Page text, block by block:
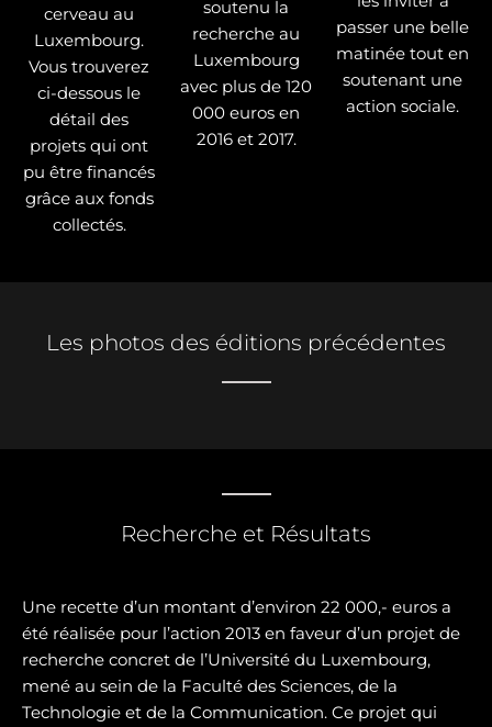
cerveau au
Luxembourg.
Vous trouverez
ci-dessous le
détail des
projets qui ont
pu être financés
grâce aux fonds
collectés.
soutenu la
recherche au
Luxembourg
avec plus de 120
000 euros en
2016 et 2017.
passer une belle
matinée tout en
soutenant une
action sociale.
Les photos des éditions précédentes
Recherche et Résultats
Une recette d’un montant d’environ 22 000,- euros a
été réalisée pour l’action 2013 en faveur d’un projet de
recherche concret de l’Université du Luxembourg,
mené au sein de la Faculté des Sciences, de la
Technologie et de la Communication. Ce projet qui